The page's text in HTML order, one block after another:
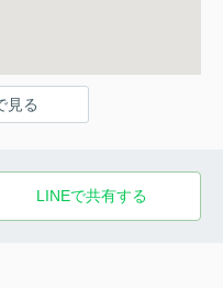
見る
LINEで共有する